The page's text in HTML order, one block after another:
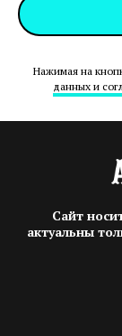
Нажимая на
данных и
Сайт
актуальны